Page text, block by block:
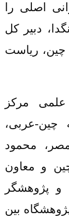
اصلی را
دبیر کل
ریاست
مرکز
چین-عربی،
محمود
و
معاون
و
پژوهشگر
بین